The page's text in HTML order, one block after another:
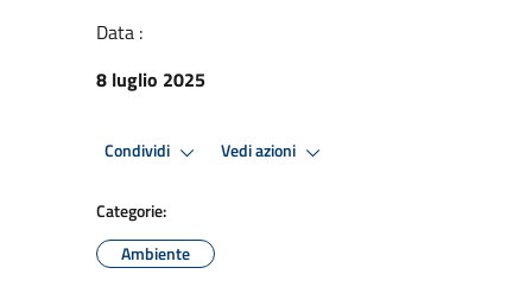
Data :
8 luglio 2025
Condividi Vedi azioni
Categorie:
Ambiente